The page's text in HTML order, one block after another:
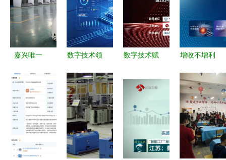
嘉兴唯一
维未来工厂
引领浙江数
字化转型新
标杆
数字技术领
盛达智慧
BIM+AI数
字工厂运维
系统达到国
内领先水平
数字技术赋
第二届证券
进计算技术
即将召开
增收不增利
盟科技上市
后的跨境数
字营销困局
与优化之道